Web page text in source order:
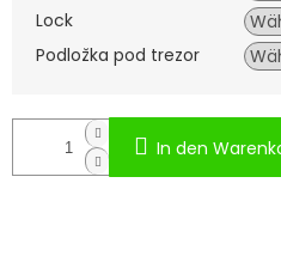
Lock
Podložka pod trezor
In den